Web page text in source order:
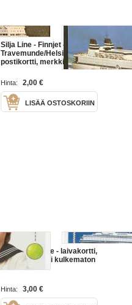
Silja Line - Finnjet -
Travemunde/Helsinki - Kulkenut
postikortti, merkki ja leimat
Hinta: 2,00 €
LISÄÄ OSTOSKORIIN
Ms Silja Europe - laivakortti,
laivapostikortti kulkematon
Hinta: 3,00 €